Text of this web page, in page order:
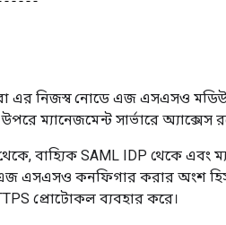
এর নিজস্ব নোডে এজ এসএসও
ম্যানেজমেন্ট সার্ভারে অ্যাক্সেস
বাহ্যিক SAML IDP থেকে এবং
এজ এসএসও কনফিগার করার অংশ
প্রোটোকল ব্যবহার করে।